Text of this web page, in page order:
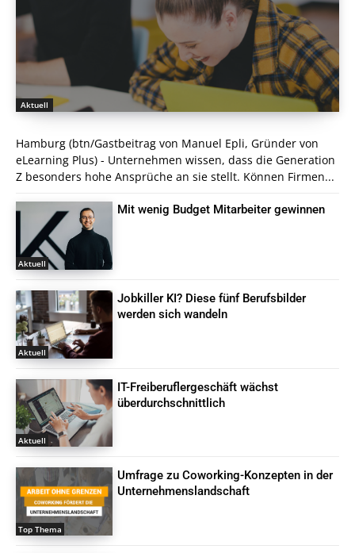
Aktuell
Hamburg (btn/Gastbeitrag von Manuel Epli, Gründer von
eLearning Plus) - Unternehmen wissen, dass die Generation
Z besonders hohe Ansprüche an sie stellt. Können Firmen...
Aktuell
Mit wenig Budget Mitarbeiter gewinnen
Aktuell
Jobkiller KI? Diese fünf Berufsbilder
werden sich wandeln
Aktuell
IT-Freiberuflergeschäft wächst
überdurchschnittlich
Top Thema
Umfrage zu Coworking-Konzepten in der
Unternehmenslandschaft